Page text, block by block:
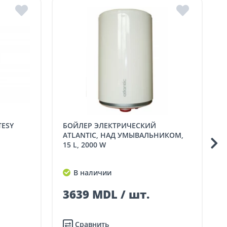
БОЙЛЕР ЭЛЕКТРИЧЕСКИЙ
ATLANTIC, НАД УМЫВАЛЬНИКОМ,
15 L, 2000 W
В наличии
3639 MDL / шт.
Сравнить